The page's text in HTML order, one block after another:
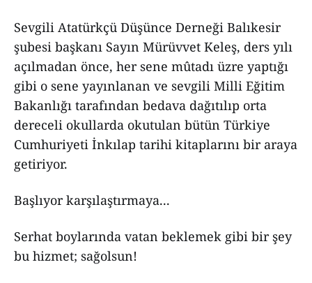
Sevgili Atatürkçü Düşünce Derneği Balıkesir
şubesi başkanı Sayın Mürüvvet Keleş, ders yılı
açılmadan önce, her sene mûtadı üzre yaptığı
gibi o sene yayınlanan ve sevgili Milli Eğitim
Bakanlığı tarafından bedava dağıtılıp orta
dereceli okullarda okutulan bütün Türkiye
Cumhuriyeti İnkılap tarihi kitaplarını bir araya
getiriyor.
Başlıyor karşılaştırmaya...
Serhat boylarında vatan beklemek gibi bir şey
bu hizmet; sağolsun!